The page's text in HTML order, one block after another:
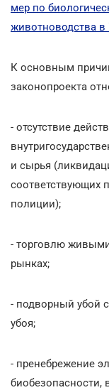
мер по
животноводства в
К основным
законопроекта
- отсутствие
и сырья
соответствующих
полиции);
- торговлю
рынках;
- подворный убой
убоя;
- пренебрежение